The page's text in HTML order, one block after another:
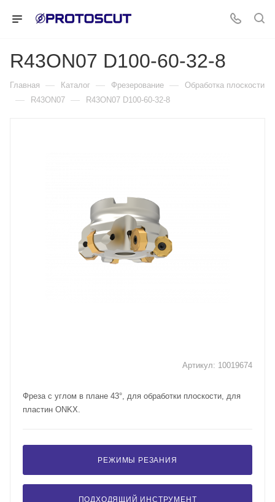
R43ON07 D100-60-32-8
Главная — Каталог — Фрезерование — Обработка плоскости
— R43ON07 — R43ON07 D100-60-32-8
Артикул: 10019674
Фреза с углом в плане 43°, для обработки плоскости, для
пластин ONKX.
РЕЖИМЫ РЕЗАНИЯ
ПОДХОДЯЩИЙ ИНСТРУМЕНТ